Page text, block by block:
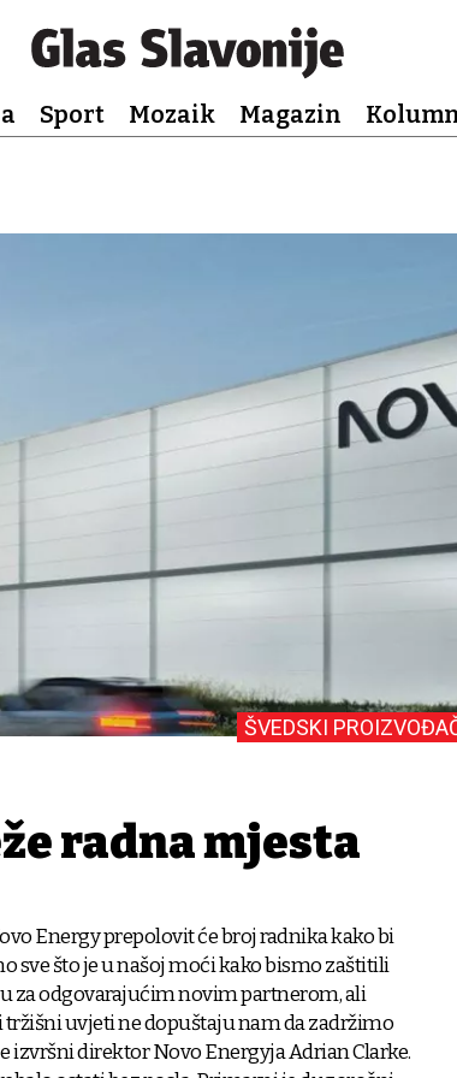
Sport Mozaik Magazin
ŠVEDSKI
radna mjesta
Energy prepolovit će broj radnika kako bi
sve što je u našoj moći kako bismo zaštitili
za odgovarajućim novim partnerom, ali
uvjeti ne dopuštaju nam da zadržimo
izvršni direktor Novo Energyja Adrian Clarke.